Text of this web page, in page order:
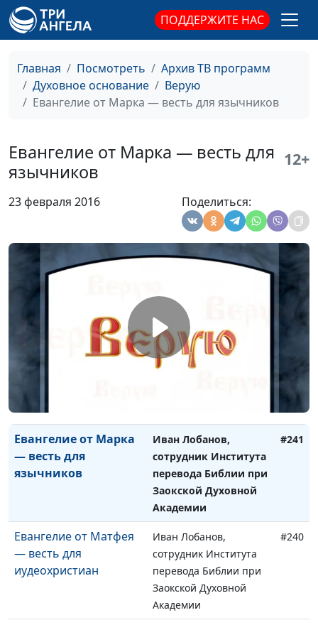
ПОДДЕРЖИТЕ НАС
Главная Посмотреть
Архив ТВ программ
Духовное основание
Верую
Евангелие от Марка — весть для язычников
Евангелие от Марка — весть для
язычников
12+
23 февраля 2016 Поделиться:
Академии
сотрудник Института
перевода Библии при
Заокской Духовной
Деяния апостолов
Иван Лобанов,
сотрудник Института
Заокской Духовной
Академии
Евангелие от Иоанна -
весть о Боге-Отце и
Иисусе
Иван Лобанов,
сотрудник Института
Заокской Духовной
Академии
#243
Евангелие от Луки –
весть для
Иван Лобанов,
сотрудник Института
Евангелие от Марка
— весть для
язычников
Иван Лобанов,
сотрудник Института
перевода Библии при
Заокской Духовной
Академии
#241
Евангелие от Матфея
— весть для
иудеохристиан
Иван Лобанов,
сотрудник Института
перевода Библии при
Заокской Духовной
Академии
#240